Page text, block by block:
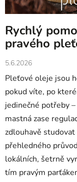
Rychlý
pravého
5.6.2026
Pleťové oleje jsou
pokud víte, po
jedinečné potřeby
mastná zase
zdlouhavě
přehledného
lokálních, šetrně
tím pravým